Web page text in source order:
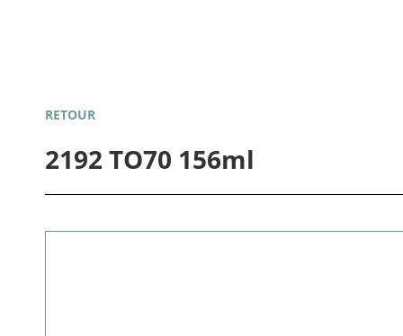
RETOUR
2192 TO70 156ml